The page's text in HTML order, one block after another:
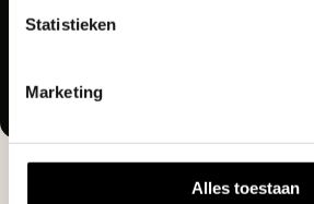
Statistieken
Marketing
Alles toestaan
tuin en onze medewerkers
NEEM CONTACT MET ONS
Met vier vestigingen en
tuinproject.